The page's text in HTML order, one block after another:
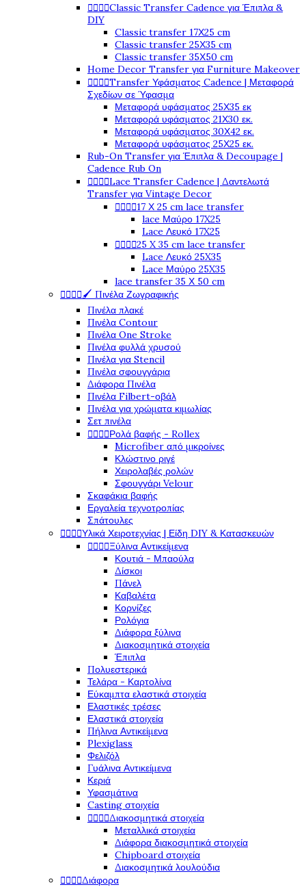
Classic Transfer Cadence για Έπιπλα &
DIY
Classic transfer 17Χ25 cm
Classic transfer 25Χ35 cm
Classic transfer 35Χ50 cm
Home Decor Transfer για Furniture Makeover
Transfer Υφάσματος Cadence | Μεταφορά
Σχεδίων σε Ύφασμα
Μεταφορά υφάσματος 25Χ35 εκ
Μεταφορά υφάσματος 21Χ30 εκ.
Μεταφορά υφάσματος 30Χ42 εκ.
Μεταφορά υφάσματος 25Χ25 εκ.
Rub-On Transfer για Έπιπλα & Decoupage |
Cadence Rub On
Lace Transfer Cadence | Δαντελωτά
Transfer για Vintage Decor
17 Χ 25 cm lace transfer
lace Μαύρο 17X25
Lace Λευκό 17X25
25 X 35 cm lace transfer
Lace Λευκό 25X35
Lace Μαύρο 25X35
lace transfer 35 Χ 50 cm
🖌️ Πινέλα Ζωγραφικής
Πινέλα πλακέ
Πινέλα Contour
Πινέλα One Stroke
Πινέλα φυλλά χρυσού
Πινέλα για Stencil
Πινέλα σφουγγάρια
Διάφορα Πινέλα
Πινέλα Filbert-οβάλ
Πινέλα για χρώματα κιμωλίας
Σετ πινέλα
Ρολά βαφής - Rollex
Microfiber από μικροίνες
Κλώστινο ριγέ
Χειρολαβές ρολών
Σφουγγάρι Velour
Σκαφάκια βαφής
Εργαλεία τεχνοτροπίας
Σπάτουλες
Υλικά Χειροτεχνίας | Είδη DIY & Κατασκευών
Ξύλινα Αντικείμενα
Κουτιά - Μπαούλα
Δίσκοι
Πάνελ
Καβαλέτα
Κορνίζες
Ρολόγια
Διάφορα ξύλινα
Διακοσμητικά στοιχεία
Έπιπλα
Πολυεστερικά
Τελάρα - Καρτολίνα
Εύκαμπτα ελαστικά στοιχεία
Ελαστικές τρέσες
Ελαστικά στοιχεία
Πήλινα Αντικείμενα
Plexiglass
Φελιζόλ
Γυάλινα Αντικείμενα
Κεριά
Υφασμάτινα
Casting στοιχεία
Διακοσμητικά στοιχεία
Μεταλλικά στοιχεία
Διάφορα διακοσμητικά στοιχεία
Chipboard στοιχεία
Διακοσμητικά λουλούδια
Διάφορα